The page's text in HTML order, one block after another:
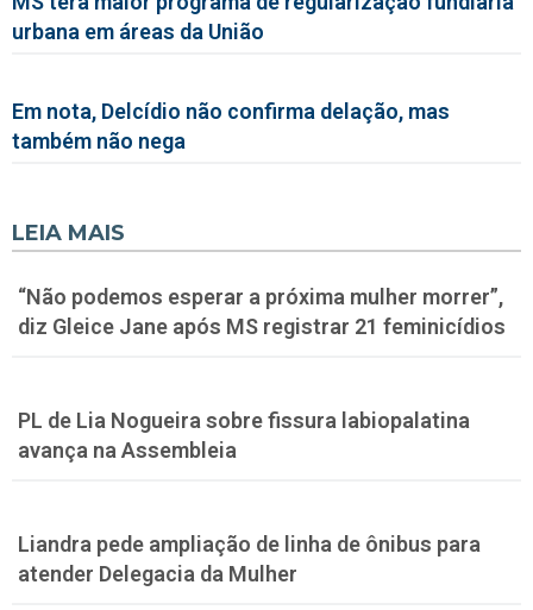
urbana em áreas da União
Em nota, Delcídio não confirma delação, mas
também não nega
LEIA MAIS
“Não podemos esperar a próxima mulher morrer”,
diz Gleice Jane após MS registrar 21 feminicídios
PL de Lia Nogueira sobre fissura labiopalatina
avança na Assembleia
Liandra pede ampliação de linha de ônibus para
atender Delegacia da Mulher